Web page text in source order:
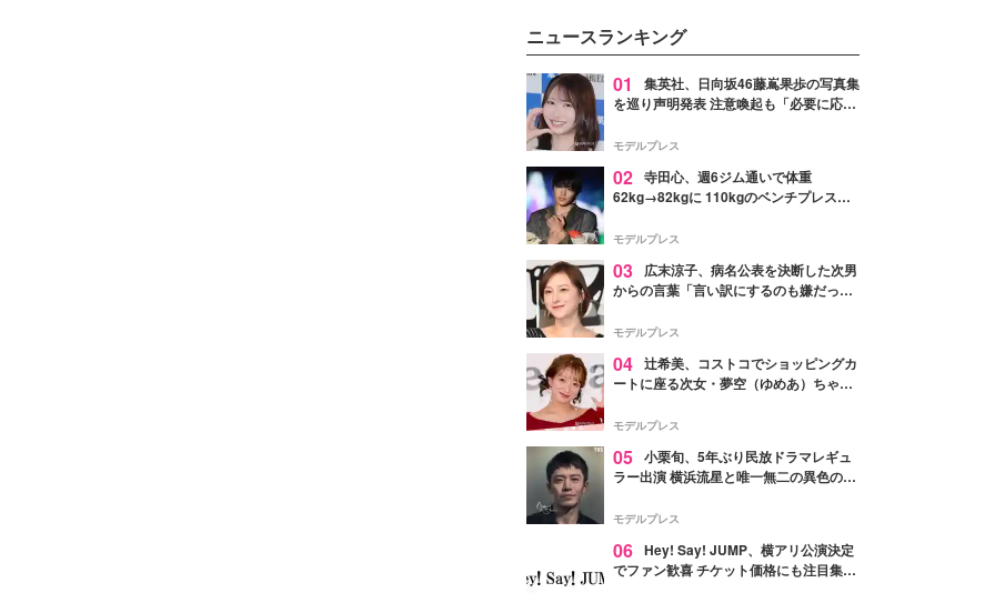
好さんを迎えて本音で女子会トー
ク。猛暑のお出かけを快適に過ご
すヒントや、2人が感動した夏の
生理の新常識にも迫りました。
ニュースランキング
01
集英社、日向坂46藤嶌果歩の写真集
を巡り声明発表 注意喚起も「必要に応じ
モデルプレス
02 寺田心、週6ジム通いで体重
62kg→82kgに 110kgのベンチプレス持
「かっこいい」と反響
モデルプレス
03
広末涼子、病名公表を決断した次男
からの言葉「言い訳にするのも嫌だっ
モデルプレス
04 辻希美、コストコでショッピングカ
ートに座る次女・夢空（ゆめあ）ちゃん
ぎ」「成長を感じる」の声
モデルプレス
05 小栗旬、5年ぶり民放ドラマレギュ
ラー出演 横浜流星と唯一無二の異色のバ
モデルプレス
06 Hey! Say! JUMP、横アリ公演決定
でファン歓喜 チケット価格にも注目集ま